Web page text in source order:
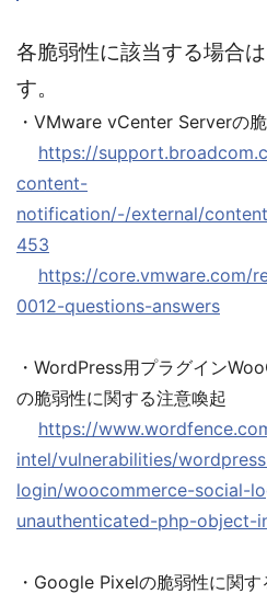
各脆弱性に該当する場合
す。
・VMware vCenter Serverの
https://
content-
notification/-/external/
453
https://core.vmware.com/
0012-questions-answers
・WordPress用プラグイン
の脆弱性に関する注意喚起
https://
intel/vulnerabilities/
login/woocommerce-social-
unauthenticated-php-object-
・Google Pixelの脆弱性に関す